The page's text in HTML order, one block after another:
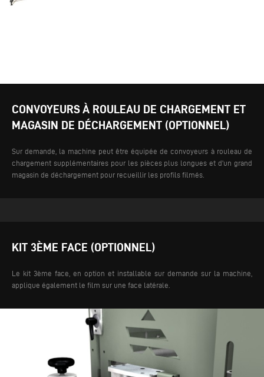
CONVOYEURS À ROULEAU DE CHARGEMENT ET
MAGASIN DE DÉCHARGEMENT (OPTIONNEL)
Sur demande, la machine peut être équipée de convoyeurs à rouleau de
chargement supplémentaires pour les pièces plus longues et d'un grand
magasin de déchargement pour recueillir les profils filmés.
KIT 3ÈME FACE (OPTIONNEL)
Le kit 3ème face, en option et installable sur demande sur la machine,
applique également le film sur une face latérale.